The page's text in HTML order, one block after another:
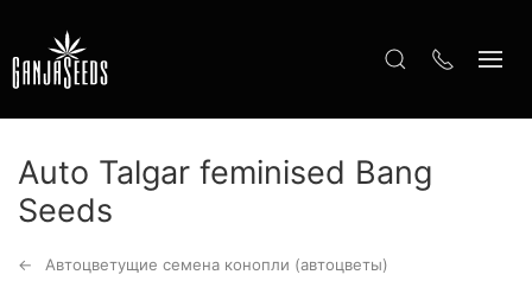
Auto Talgar feminised Bang
Seeds
Автоцветущие семена конопли (автоцветы)